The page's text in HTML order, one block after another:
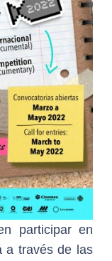
participar en
a través de las